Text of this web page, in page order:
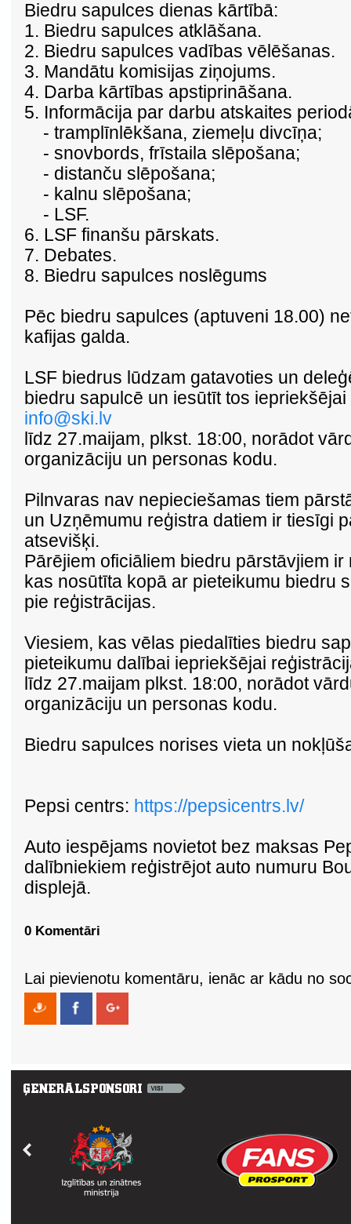
Biedru sapulces dienas kārtībā:
1. Biedru sapulces atklāšana.
2. Biedru sapulces vadības vēlēšanas.
3. Mandātu komisijas ziņojums.
4. Darba kārtības apstiprināšana.
5. Informācija par darbu atskaites
- tramplīnlēkšana, ziemeļu divcīņa;
- snovbords, frīstaila slēpošana;
- distanču slēpošana;
- kalnu slēpošana;
- LSF.
6. LSF finanšu pārskats.
7. Debates.
8. Biedru sapulces noslēgums
Pēc biedru sapulces (aptuveni 18.00)
kafijas galda.
LSF biedrus lūdzam gatavoties un
biedru sapulcē un iesūtīt tos
info@ski.lv
līdz 27.maijam, plkst. 18:00, norādot
organizāciju un personas kodu.
Pilnvaras nav nepieciešamas tiem
un Uzņēmumu reģistra datiem ir tiesīgi
atsevišķi.
Pārējiem oficiāliem biedru pārstāvjiem
kas nosūtīta kopā ar pieteikumu biedru
pie reģistrācijas.
Viesiem, kas vēlas piedalīties biedru
pieteikumu dalībai iepriekšējai
līdz 27.maijam plkst. 18:00, norādot
organizāciju un personas kodu.
Biedru sapulces norises vieta un
Pepsi centrs: https://pepsicentrs.lv/
Auto iespējams novietot bez maksas
dalībniekiem reģistrējot auto numuru
displejā.
0 Komentāri
Lai pievienotu komentāru, ienāc ar kādu no